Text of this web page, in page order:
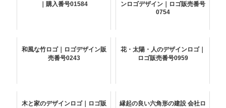
｜購入番号01584
ンロゴデザイン｜ロゴ販売番号
0754
和風な竹ロゴ｜ロゴデザイン販
売番号0243
花・太陽・人のデザインロゴ｜
ロゴ販売番号0959
木と家のデザインロゴ｜ロゴ販
縁起の良い六角形の建設 会社ロ